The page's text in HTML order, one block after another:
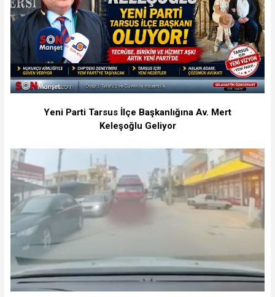
Yeni Parti Tarsus İlçe Başkanlığına Av. Mert
Keleşoğlu Geliyor